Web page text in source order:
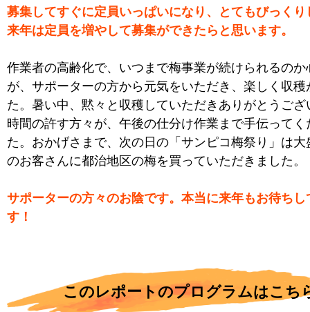
募集してすぐに定員いっぱいになり、とてもびっくり
来年は定員を増やして募集ができたらと思います。
作業者の高齢化で、いつまで梅事業が続けられるのか
が、サポーターの方から元気をいただき、楽しく収穫
た。暑い中、黙々と収穫していただきありがとうござ
時間の許す方々が、午後の仕分け作業まで手伝ってく
た。おかげさまで、次の日の「サンピコ梅祭り」は大
のお客さんに都治地区の梅を買っていただきました。
サポーターの方々のお陰です。本当に来年もお待ちし
す！
このレポートのプログラムはこち